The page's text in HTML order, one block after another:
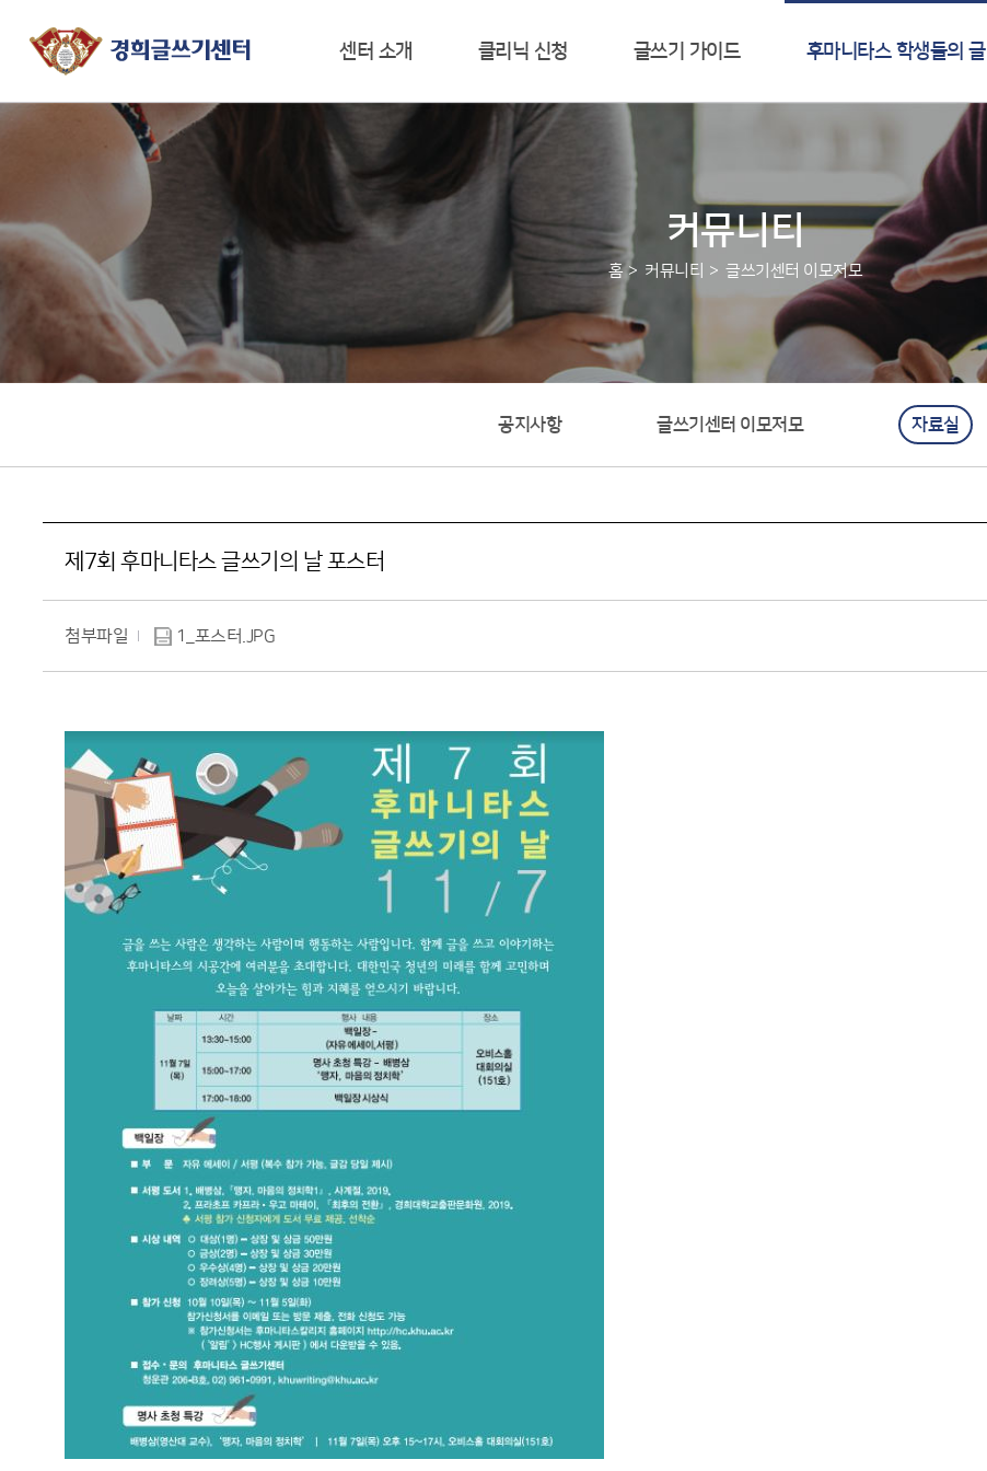
센터 소개 클리닉 신청 글쓰기 가이드 후마니타스 학생들의 글
커뮤니티
홈 커뮤니티 글쓰기센터 이모저모
공지사항 글쓰기센터 이모저모 자료실
제7회 후마니타스 글쓰기의 날 포스터
첨부파일 1_포스터.JPG